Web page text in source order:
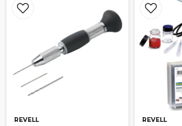
REVELL REVELL